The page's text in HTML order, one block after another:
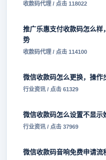
收款码代理 / 点击 118022
推广乐惠支付收款码怎么样
势
收款码代理 / 点击 114100
微信收款码怎么更换，操作
行业资讯 / 点击 61329
微信收款码怎么设置不显示
行业资讯 / 点击 37969
微信收款码音响免费申请流